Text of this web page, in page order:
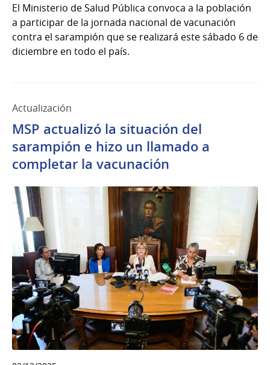
El Ministerio de Salud Pública convoca a la población
a participar de la jornada nacional de vacunación
contra el sarampión que se realizará este sábado 6 de
diciembre en todo el país.
Actualización
MSP actualizó la situación del
sarampión e hizo un llamado a
completar la vacunación